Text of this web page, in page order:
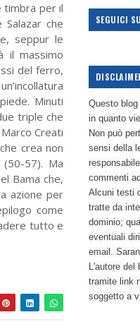
timbra per il
che
seppur le
il massimo
del ferro,
Minuti
triple che
Creati
crea non
57). Ma
Bama che,
azione per
come
tutto e
SEGUICI
Questo
in quanto
Non può
sensi della
commenti
Alcuni testi
tratte da
dominio;
eventuali
email.
L'autore del
tramite link
soggetto a